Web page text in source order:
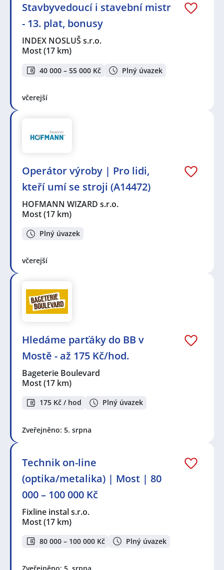
Stavbyvedoucí i stavební mistr
- 13. plat, bonusy
INDEX NOSLUŠ s.r.o.
Most(17 km)
40 000 – 55 000 Kč Plný úvazek
včerejší
Operátor výroby | Pro lidi,
kteří umí se stroji (A14472)
HOFMANN WIZARD s.r.o.
Most(17 km)
Plný úvazek
včerejší
Hledáme parťáky do BB v
Mostě - až 175 Kč/hod.
Bageterie Boulevard
Most(17 km)
175 Kč / hod Plný úvazek
Zveřejněno: 5. srpna
Technik on-line
(optika/metalika) | Most | 80
000 – 100 000 Kč
Fixline instal s.r.o.
Most(17 km)
80 000 – 100 000 Kč Plný úvazek